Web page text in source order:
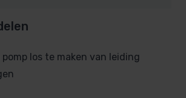
pomp los te maken van leiding